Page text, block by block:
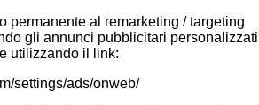
permanente al remarketing / targeting
gli annunci pubblicitari personalizzati
utilizzando il link:
settings/ads/onweb/